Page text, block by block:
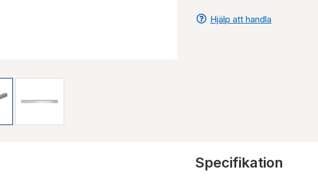
Hjälp att handla
Specifikation